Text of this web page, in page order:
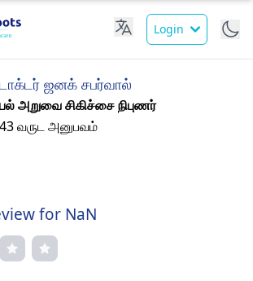
Login
டாக்டர் ஜனக் சபர்வால்
பல் அறுவை சிகிச்சை நிபுணர்
43 வருட அனுபவம்
for NaN